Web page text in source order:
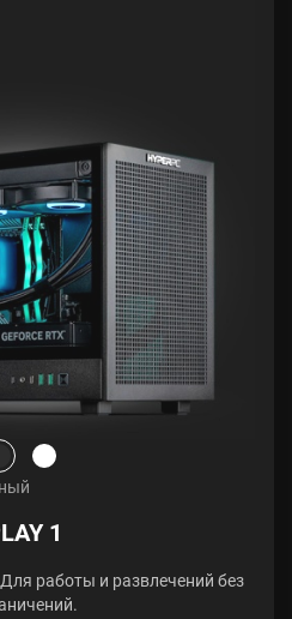
1
работы и развлечений без